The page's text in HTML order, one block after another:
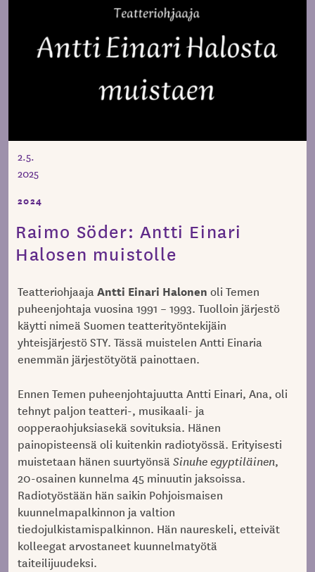
2.5.
2025
2024
Raimo Söder: Antti Einari
Halosen muistolle
TeatteriohjaajaAntti Einari Halonen oli Temen
puheenjohtaja vuosina 1991 – 1993. Tuolloin järjestö
käytti nimeä Suomen teatterityöntekijäin
yhteisjärjestö STY. Tässä muistelen Antti Einaria
enemmän järjestötyötä painottaen.
Ennen Temen puheenjohtajuutta Antti Einari, Ana, oli
tehnyt paljon teatteri-, musikaali- ja
oopperaohjuksiasekä sovituksia. Hänen
painopisteensä oli kuitenkin radiotyössä. Erityisesti
muistetaan hänen suurtyönsäSinuhe egyptiläinen,
20-osainen kunnelma 45 minuutin jaksoissa.
Radiotyöstään hän saikin Pohjoismaisen
kuunnelmapalkinnon ja valtion
tiedojulkistamispalkinnon. Hän naureskeli, etteivät
kolleegat arvostaneet kuunnelmatyötä
taiteilijuudeksi.